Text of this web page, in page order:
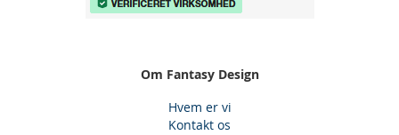
Om Fantasy Design
Hvem er vi
Kontakt os